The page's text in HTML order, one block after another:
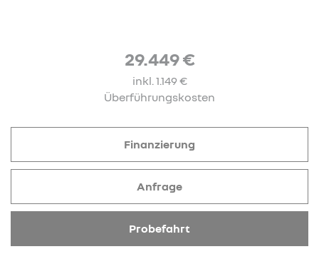
29.449 €
inkl. 1.149 €
Überführungskosten
Finanzierung
Anfrage
Probefahrt